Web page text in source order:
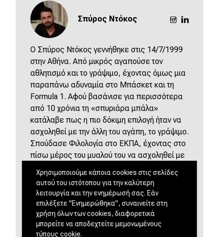
Σπύρος Ντόκος
O Σπύρος Ντόκος γεννήθηκε στις 14/7/1999
στην Αθήνα. Από μικρός αγαπούσε τον
αθλητισμό και το γράψιμο, έχοντας όμως μια
παραπάνω αδυναμία στο Μπάσκετ και τη
Formula 1. Αφού βασάνισε για περισσότερα
από 10 χρόνια τη «σπυριάρα μπάλα»
κατάλαβε πως η πιο δόκιμη επιλογή ήταν να
ασχοληθεί με την άλλη του αγάπη, το γράψιμο.
Σπούδασε Φιλολογία στο ΕΚΠΑ, έχοντας στο
πίσω μέρος του μυαλού του να ασχοληθεί με
ολοκλήρωσε τις μεταπτυχιακές σπουδές του
στο τμήμα Μάρκετινγκ Αθλητισμού και
Πολιτισμού και πάλι στο ΕΚΠΑ. Από το
καλοκαίρι του '23 άρχισε η μύησή του στον
αυτοκινητικό Τύπο, αποτελώντας μια από τις
Χρησιμοποιούμε κάποια cookies στις σελίδες
αυτού του ιστότοπου για την καλύτερη
λειτουργία και την ενημέρωσή σας. Εάν
επιλέξετε "Ενημερώθηκα", συναινείτε στη
χρήση όλων των cookies, διαφορετικά
μπορείτε να αποδεχτείτε μεμονωμένους
τύπους cookie.